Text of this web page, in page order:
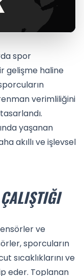
spor
gelişme haline
verimliliğini
yaşanan
akıllı ve işlevsel
ve
sporcuların
sıcaklıklarını ve
eder. Toplanan